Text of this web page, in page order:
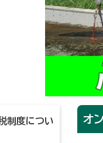
オ
制度につい